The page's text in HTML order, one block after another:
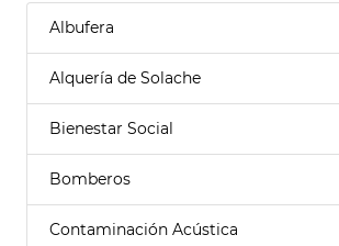
Albufera
Alquería de Solache
Bienestar Social
Bomberos
Contaminación Acústica